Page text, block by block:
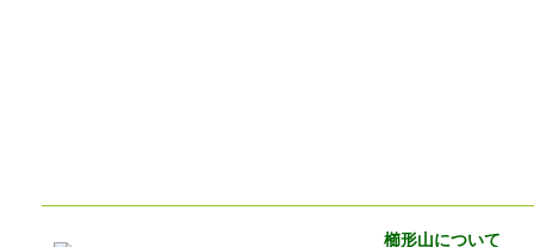
櫛形山について